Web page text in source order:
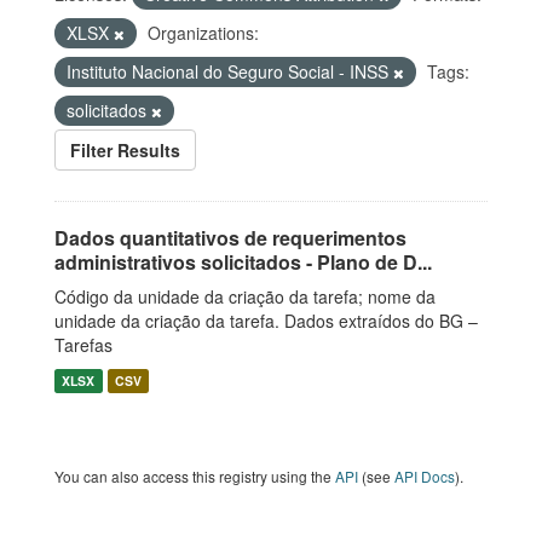
XLSX
Organizations:
Instituto Nacional do Seguro Social - INSS
Tags:
solicitados
Filter Results
Dados quantitativos de requerimentos
administrativos solicitados - Plano de D...
Código da unidade da criação da tarefa; nome da
unidade da criação da tarefa. Dados extraídos do BG –
Tarefas
XLSX CSV
You can also access this registry using the API (see API Docs).